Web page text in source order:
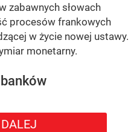
zabawnych słowach
procesów frankowych
w życie nowej ustawy.
monetarny.
banków